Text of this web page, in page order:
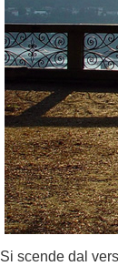
Si scende dal